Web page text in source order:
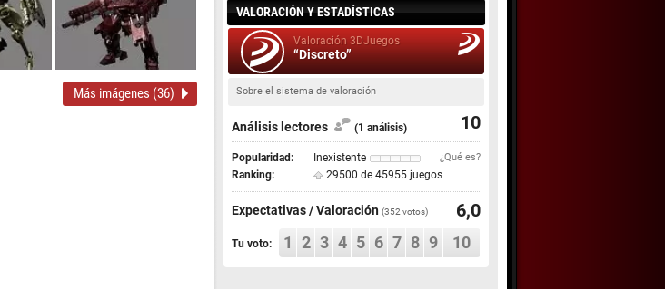
Más imágenes (36)
VALORACIÓN Y ESTADÍSTICAS
Valoración 3DJuegos
“Discreto”
Sobre el sistema de valoración
10
Análisis lectores (1 análisis)
Popularidad: Inexistente ¿Qué es?
Ranking: 29500 de 45955 juegos
Expectativas / Valoración (352 votos) 6,0
Tu voto: 1 2 3 4 5 6 7 8 9 10